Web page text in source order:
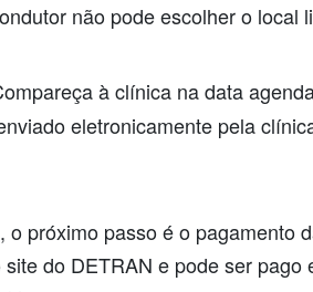
não pode escolher o local
à clínica na data
eletronicamente pela
próximo passo é o pagamento
do DETRAN e pode ser pago